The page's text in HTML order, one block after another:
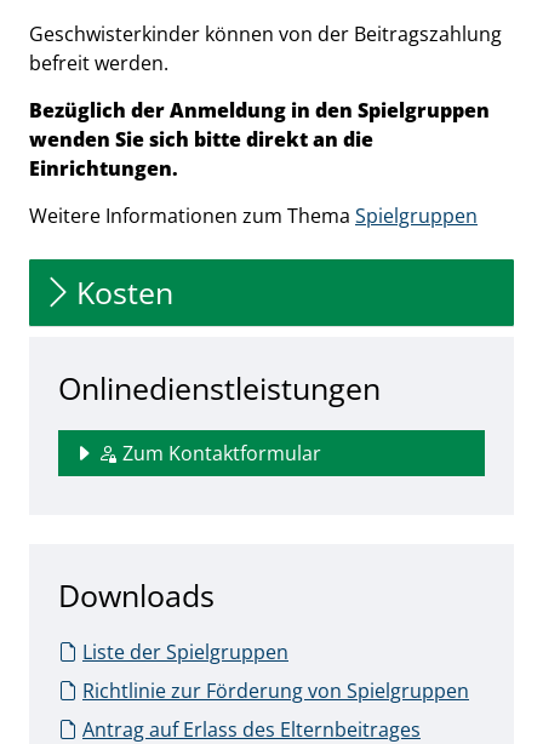
Geschwisterkinder können von der Beitragszahlung
befreit werden.
Bezüglich der Anmeldung in den Spielgruppen
wenden Sie sich bitte direkt an die
Einrichtungen.
Weitere Informationen zum Thema Spielgruppen
Kosten
Onlinedienstleistungen
Zum Kontaktformular
Downloads
Liste der Spielgruppen
Richtlinie zur Förderung von Spielgruppen
Antrag auf Erlass des Elternbeitrages